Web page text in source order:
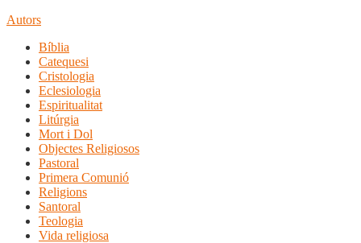
Autors
Bíblia
Catequesi
Cristologia
Eclesiologia
Espiritualitat
Litúrgia
Mort i Dol
Objectes Religiosos
Pastoral
Primera Comunió
Religions
Santoral
Teologia
Vida religiosa